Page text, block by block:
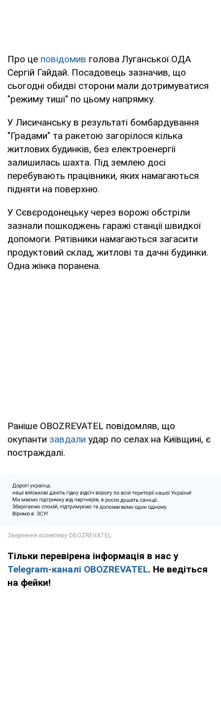
Про це повідомив голова Луганської ОДА
Сергій Гайдай. Посадовець зазначив, що
сьогодні обидві сторони мали дотримуватися
"режиму тиші" по цьому напрямку.
У Лисичанську в результаті бомбардування
"Градами" та ракетою загорілося кілька
житлових будинків, без електроенергії
залишилась шахта. Під землею досі
перебувають працівники, яких намагаються
підняти на поверхню.
У Сєвєродонецьку через ворожі обстріли
зазнали пошкоджень гаражі станції швидкої
допомоги. Рятівники намагаються загасити
продуктовий склад, житлові та дачні будинки.
Одна жінка поранена.
Раніше OBOZREVATEL повідомляв, що
окупанти завдали удар по селах на Київщині, є
постраждалі.
Тільки перевірена інформація в нас у
Telegram-каналі OBOZREVATEL. Не ведіться
на фейки!